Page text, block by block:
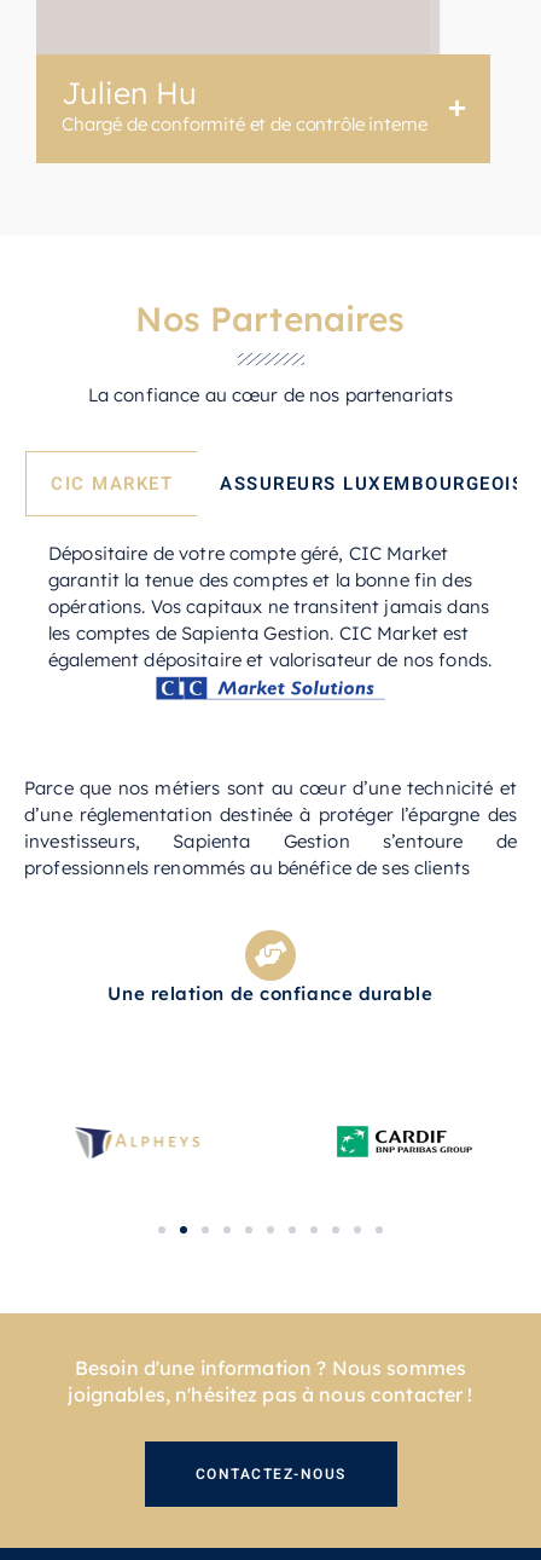
Julien Hu
Chargé de conformité et de contrôle interne
Nos Partenaires
La confiance au cœur de nos partenariats
CIC MARKET ASSUREURS LUXEMBOURGEOIS
Dépositaire de votre compte géré, CIC Market
garantit la tenue des comptes et la bonne fin des
opérations. Vos capitaux ne transitent jamais dans
les comptes de Sapienta Gestion. CIC Market est
également dépositaire et valorisateur de nos fonds.
Parce que nos métiers sont au cœur d’une technicité et
d’une réglementation destinée à protéger l’épargne des
investisseurs, Sapienta Gestion s’entoure de
professionnels renommés au bénéfice de ses clients
Une relation de confiance durable
Besoin d'une information ? Nous sommes
joignables, n'hésitez pas à nous contacter !
CONTACTEZ-NOUS